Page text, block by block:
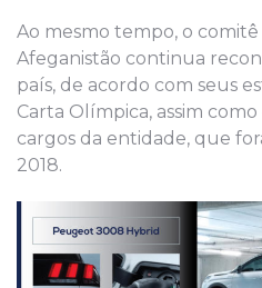
Ao mesmo tempo, o
Afeganistão continua
país, de acordo com seus
Carta Olímpica, assim
cargos da entidade, que
2018.